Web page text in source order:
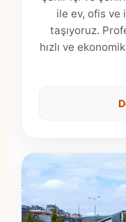
ile ev, ofis ve
taşıyoruz.
hızlı ve